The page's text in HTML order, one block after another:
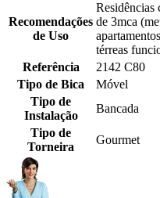
Recomendações
de Uso
Residências
de 3mca
térreas
Referência
2142 C80
Tipo de Bica
Móvel
Tipo de
Instalação
Bancada
Tipo de
Torneira
Gourmet